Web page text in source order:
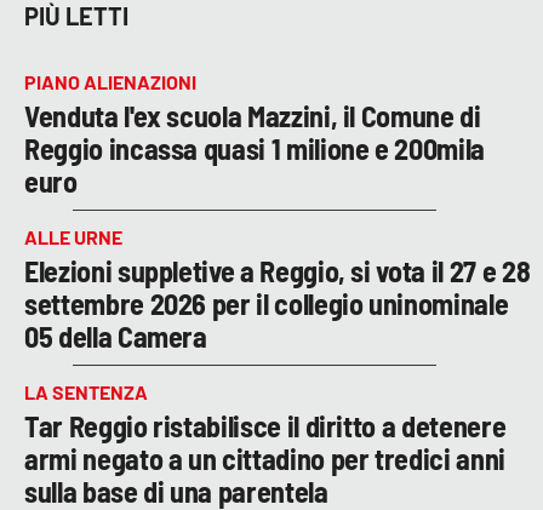
PIÙ LETTI
PIANO ALIENAZIONI
Venduta l'ex scuola Mazzini, il Comune di
Reggio incassa quasi 1 milione e 200mila
euro
ALLE URNE
Elezioni suppletive a Reggio, si vota il 27 e 28
settembre 2026 per il collegio uninominale
05 della Camera
LA SENTENZA
Tar Reggio ristabilisce il diritto a detenere
armi negato a un cittadino per tredici anni
sulla base di una parentela